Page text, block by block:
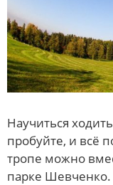
Научиться
пробуйте, и всё
тропе можно
парке Шевченко.